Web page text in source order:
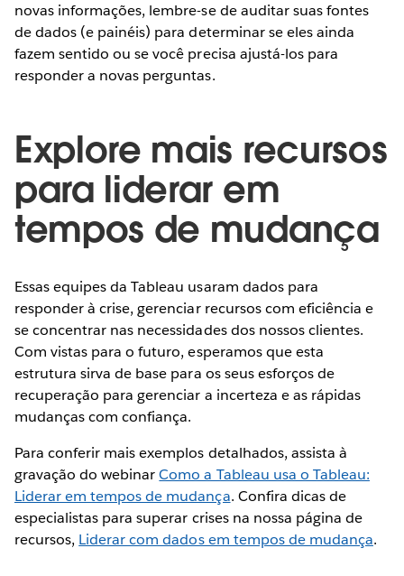
novas informações, lembre-se de auditar suas fontes
de dados (e painéis) para determinar se eles ainda
fazem sentido ou se você precisa ajustá-los para
responder a novas perguntas.
Explore mais recursos
para liderar em
tempos de mudança
Essas equipes da Tableau usaram dados para
responder à crise, gerenciar recursos com eficiência e
se concentrar nas necessidades dos nossos clientes.
Com vistas para o futuro, esperamos que esta
estrutura sirva de base para os seus esforços de
recuperação para gerenciar a incerteza e as rápidas
mudanças com confiança.
Para conferir mais exemplos detalhados, assista à
gravação do webinarComo a Tableau usa o Tableau:
Liderar em tempos de mudança. Confira dicas de
especialistas para superar crises na nossa página de
recursos, Liderar com dados em tempos de mudança.